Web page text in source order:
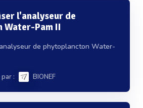
l'analyseur de
Pam II
de phytoplancton Water-
: BIONEF